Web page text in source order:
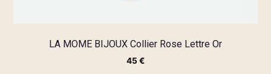
LA MOME BIJOUX Collier Rose Lettre Or
45€